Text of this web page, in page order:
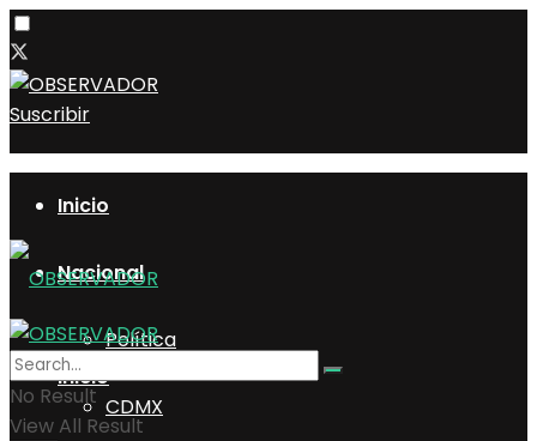
Suscribir
Inicio
Nacional
Política
CDMX
Inicio
No Result
View All Result